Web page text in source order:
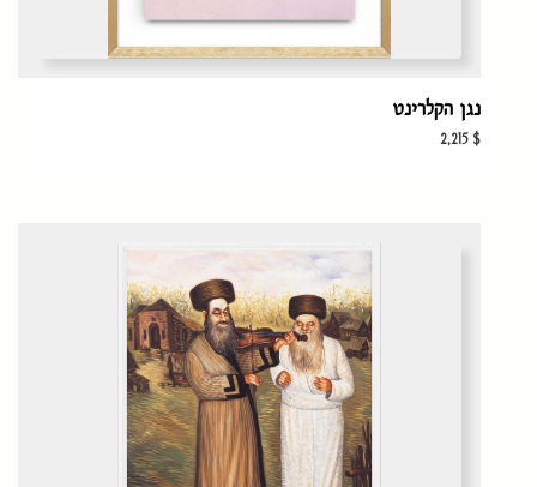
נגן הקלרינט
2,215 $